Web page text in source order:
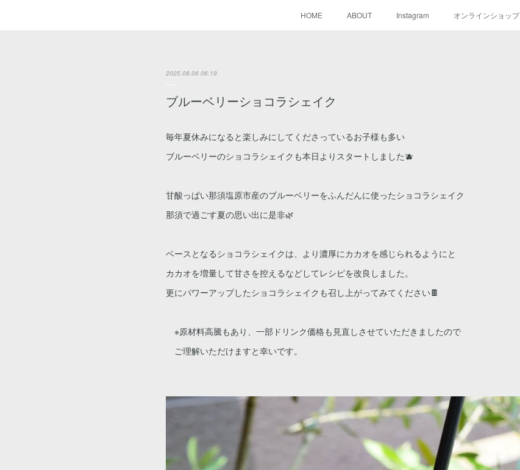
HOME ABOUT Instagram オンラインショップ
2025.08.06 06:19
ブルーベリーショコラシェイク
毎年夏休みになると楽しみにしてくださっているお子様も多い
ブルーベリーのショコラシェイクも本日よりスタートしました🫐
甘酸っぱい那須塩原市産のブルーベリーをふんだんに使ったショコラシェイク
那須で過ごす夏の思い出に是非🌿
ベースとなるショコラシェイクは、より濃厚にカカオを感じられるようにと
カカオを増量して甘さを控えるなどしてレシピを改良しました。
更にパワーアップしたショコラシェイクも召し上がってみてください🍫
※原材料高騰もあり、一部ドリンク価格も見直しさせていただきましたので
ご理解いただけますと幸いです。